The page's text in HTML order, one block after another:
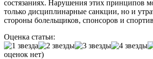
состязаниях. Нарушения этих принципов
только дисциплинарные санкции, но и
стороны болельщиков, спонсоров и
Оценка статьи:
оценок нет)